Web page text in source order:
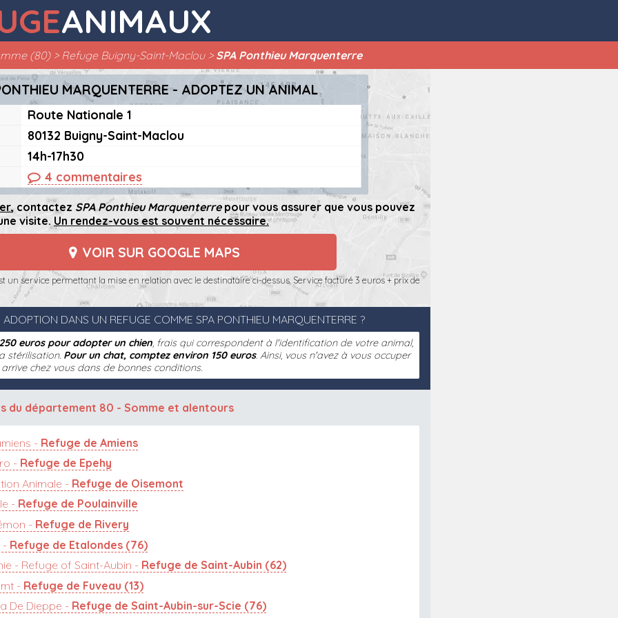
ANIMAUX
(80) Refuge Buigny-Saint-Maclou SPA Ponthieu Marquenterre
MARQUENTERRE - ADOPTEZ UN ANIMAL
Route Nationale 1
80132 Buigny-Saint-Maclou
14h-17h30
4 commentaires
, contactez SPA Ponthieu Marquenterrepour vous assurer que vous pouvez
visite. Un rendez-vous est souvent nécessaire.
VOIR SUR GOOGLE MAPS
un service permettant la mise en relation avec le destinataire ci-dessus. Service facturé 3 euros + prix de
DANS UN REFUGE COMME SPA PONTHIEU MARQUENTERRE ?
euros pour adopter un chien, frais qui correspondent à l'identification de votre animal,
stérilisation. Pour un chat, comptez environ 150 euros. Ainsi, vous n'avez à vous occuper
chez vous dans de bonnes conditions.
du département 80 - Somme et alentours
- Refuge de Amiens
- Refuge de Epehy
Animale - Refuge de Oisemont
- Refuge de Poulainville
- Refuge de Rivery
- Refuge de Etalondes (76)
- Refuge of Saint-Aubin - Refuge de Saint-Aubin (62)
- Refuge de Fuveau (13)
De Dieppe - Refuge de Saint-Aubin-sur-Scie (76)